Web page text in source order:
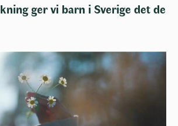
ger vi barn i Sverige det de